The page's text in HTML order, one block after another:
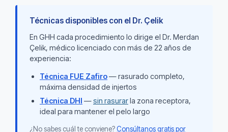
Técnicas disponibles con el Dr. Çelik
En GHH cada procedimiento lo dirige el Dr. Merdan
Çelik, médico licenciado con más de 22 años de
experiencia:
Técnica FUE Zafiro— rasurado completo,
máxima densidad de injertos
Técnica DHI —sin rasurarla zona receptora,
ideal para mantener el pelo largo
¿No sabes cuál te conviene?Consúltanos gratis por